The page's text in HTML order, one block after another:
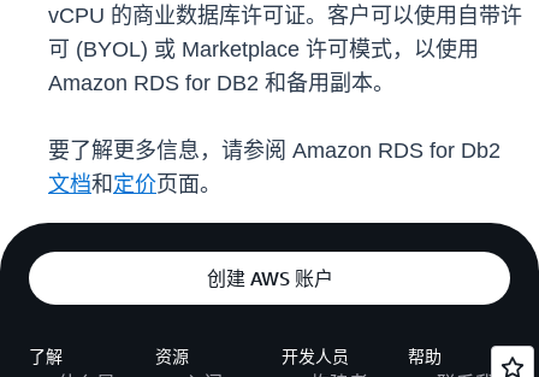
vCPU 的商业数据库许可证。客户可以使用自带许
可 (BYOL) 或 Marketplace 许可模式，以使用
Amazon RDS for DB2 和备用副本。
要了解更多信息，请参阅 Amazon RDS for Db2
文档和 定价页面。
创建 AWS 账户
了解 资源 开发人员 帮助